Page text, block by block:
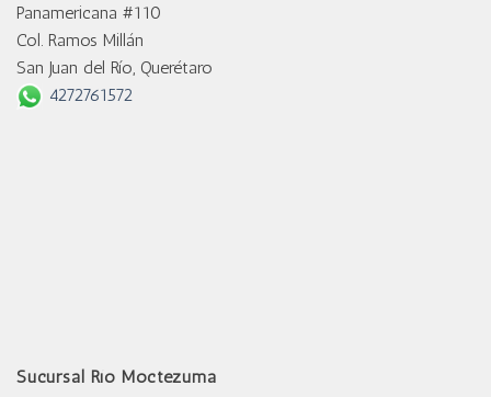
Panamericana #110
Col. Ramos Millán
San Juan del Río, Querétaro
4272761572
Sucursal Río Moctezuma